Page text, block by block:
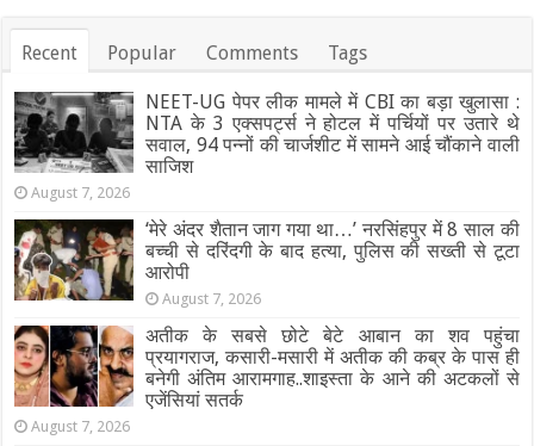
Recent Popular Comments Tags
NEET-UG पेपर लीक मामले में CBI का बड़ा खुलासा :
NTA के 3 एक्सपर्ट्स ने होटल में पर्चियों पर उतारे थे
सवाल, 94 पन्नों की चार्जशीट में सामने आई चौंकाने वाली
साजिश
August 7, 2026
‘मेरे अंदर शैतान जाग गया था…’ नरसिंहपुर में 8 साल की
बच्ची से दरिंदगी के बाद हत्या, पुलिस की सख्ती से टूटा
आरोपी
August 7, 2026
अतीक के सबसे छोटे बेटे आबान का शव पहुंचा
प्रयागराज, कसारी-मसारी में अतीक की कब्र के पास ही
बनेगी अंतिम आरामगाह..शाइस्ता के आने की अटकलों से
एजेंसियां सतर्क
August 7, 2026